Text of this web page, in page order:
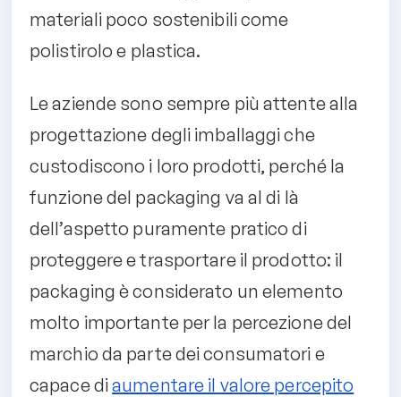
materiali poco sostenibili come
polistirolo e plastica.
Le aziende sono sempre più attente alla
progettazione degli imballaggi che
custodiscono i loro prodotti, perché la
funzione del packaging va al di là
dell’aspetto puramente pratico di
proteggere e trasportare il prodotto: il
packaging è considerato un elemento
molto importante per la percezione del
marchio da parte dei consumatori e
capace diaumentare il valore percepito